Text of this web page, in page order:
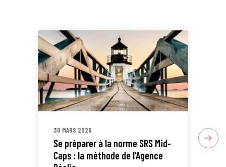
30 MARS 2026
Se préparer à la norme SRS Mid-
Caps : la méthode de l’Agence
30